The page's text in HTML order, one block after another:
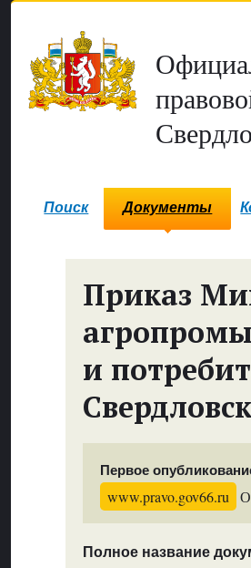
Поиск Документы
Приказ
и
Первое
www.pravo.gov66.ru
Полное название